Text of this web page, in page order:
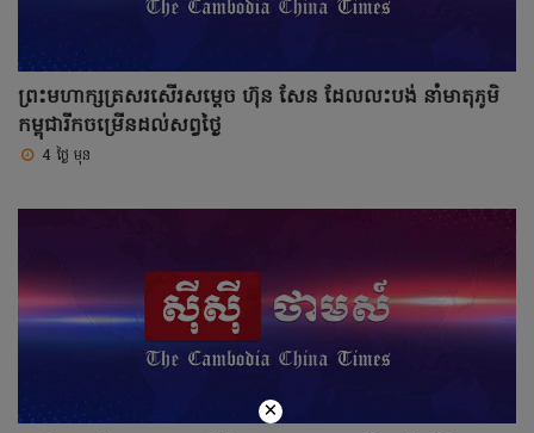
ព្រះមហាក្សត្រសរសើរសម្តេច ហ៊ុន សែន ដែលលះបង់ នាំមាតុភូមិ
កម្ពុជារីកចម្រើនដល់សព្វថ្ងៃ
4 ថ្ងៃ មុន
×